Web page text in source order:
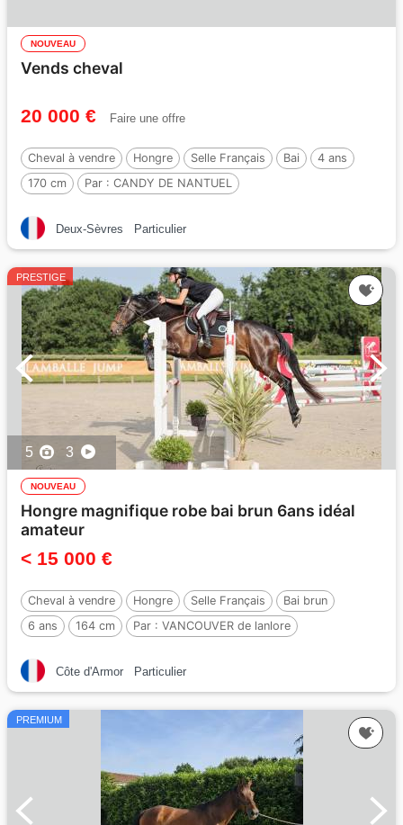
NOUVEAU
Vends cheval
20 000 € Faire une offre
Cheval à vendre Hongre Selle Français Bai
4 ans
170 cm
Par : CANDY DE NANTUEL
Deux-Sèvres Particulier
PRESTIGE
5 3
NOUVEAU
Hongre magnifique robe bai brun 6ans idéal
amateur
< 15 000 €
Cheval à vendre Hongre Selle Français
Bai brun
6 ans
164 cm Par : VANCOUVER de lanlore
Côte d'Armor Particulier
PREMIUM